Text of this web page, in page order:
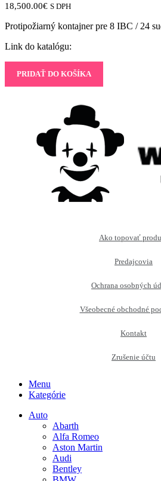
18,500.00€ S DPH
Protipožiarný kontajner pre 8 IBC / 24
Link do katalógu:
PRIDAŤ DO KOŠÍKA
Ako topovať
Predajcovia
Ochrana osobných
Všeobecné obchodné
Kontakt
Zrušenie účtu
Menu
Kategórie
Auto
Abarth
Alfa Romeo
Aston Martin
Audi
Bentley